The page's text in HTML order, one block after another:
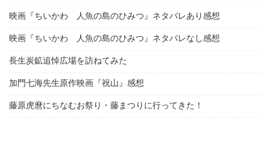
映画『ちいかわ 人魚の島のひみつ』ネタバレあり感想
映画『ちいかわ 人魚の島のひみつ』ネタバレなし感想
長生炭鉱追悼広場を訪ねてみた
加門七海先生原作映画『祝山』感想
藤原虎麿にちなむお祭り・藤まつりに行ってきた！